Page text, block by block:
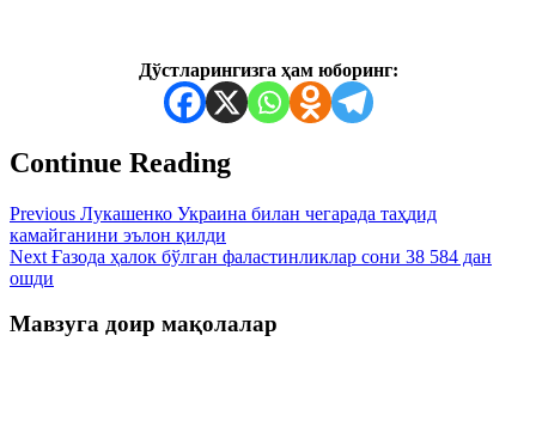
Дўстларингизга ҳам юборинг:
Continue Reading
Previous Лукашенко Украина билан чегарада таҳдид
камайганини эълон қилди
Next Ғазода ҳалок бўлган фаластинликлар сони 38 584 дан
ошди
Мавзуга доир мақолалар